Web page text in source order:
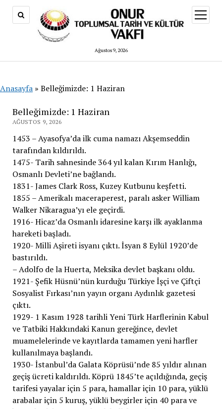
Ağustos 9, 2026
aç
Anasayfa » Belleğimizde: 1 Haziran
Belleğimizde: 1 Haziran
AĞUSTOS 9, 2026
1453 – Ayasofya’da ilk cuma namazı Akşemseddin
tarafından kıldırıldı.
1475- Tarih sahnesinde 364 yıl kalan Kırım Hanlığı,
Osmanlı Devleti’ne bağlandı.
1831- James Clark Ross, Kuzey Kutbunu keşfetti.
1855 – Amerikalı maceraperest, paralı asker William
Walker Nikaragua’yı ele geçirdi.
1916- Hicaz’da Osmanlı idaresine karşı ilk ayaklanma
hareketi başladı.
1920- Milli Aşireti isyanı çıktı. İsyan 8 Eylül 1920’de
bastırıldı.
– Adolfo de la Huerta, Meksika devlet başkanı oldu.
1921- Şefik Hüsnü’nün kurduğu Türkiye İşçi ve Çiftçi
Sosyalist Fırkası’nın yayın organı Aydınlık gazetesi
çıktı.
1929- 1 Kasım 1928 tarihli Yeni Türk Harflerinin Kabul
ve Tatbiki Hakkındaki Kanun gereğince, devlet
muamelelerinde ve kayıtlarda tamamen yeni harfler
kullanılmaya başlandı.
1930- İstanbul’da Galata Köprüsü’nde 85 yıldır alınan
geçiş ücreti kaldırıldı. Köprü 1845’te açıldığında, geçiş
tarifesi yayalar için 5 para, hamallar için 10 para, yüklü
arabalar için 5 kuruş, yüklü beygirler için 40 para ve